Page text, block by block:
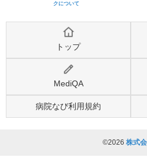
クについて
トップ
MediQA
病院なび利用規約
©2026 株式